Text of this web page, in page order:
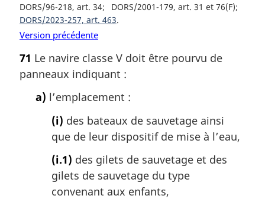
DORS/96-218, art. 34
DORS/2001-179, art. 31 et 76(F)
DORS/2023-257, art. 463
Version précédente
71 Le navire classe V doit être pourvu de
panneaux indiquant :
a) l’emplacement :
(i) des bateaux de sauvetage ainsi
que de leur dispositif de mise à l’eau,
(i.1) des gilets de sauvetage et des
gilets de sauvetage du type
convenant aux enfants,